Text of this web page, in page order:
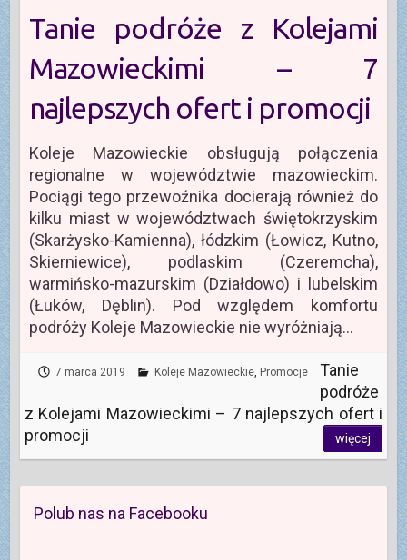
Tanie podróże z Kolejami
Mazowieckimi – 7
najlepszych ofert i promocji
Koleje Mazowieckie obsługują połączenia
regionalne w województwie mazowieckim.
Pociągi tego przewoźnika docierają również do
kilku miast w województwach świętokrzyskim
(Skarżysko-Kamienna), łódzkim (Łowicz, Kutno,
Skierniewice), podlaskim (Czeremcha),
warmińsko-mazurskim (Działdowo) i lubelskim
(Łuków, Dęblin). Pod względem komfortu
podróży Koleje Mazowieckie nie wyróżniają…
7 marca 2019 Koleje Mazowieckie, Promocje
Tanie
podróże
z Kolejami Mazowieckimi – 7 najlepszych ofert i
promocji
więcej
Polub nas na Facebooku